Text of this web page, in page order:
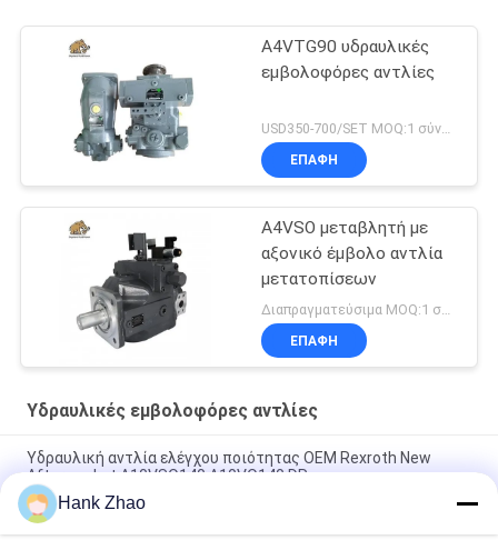
A4VTG90 υδραυλικές
εμβολοφόρες αντλίες
ΕΠΑΦΉ
A4VSO μεταβλητή με
αξονικό έμβολο αντλία
μετατοπίσεων
ΕΠΑΦΉ
Υδραυλικές εμβολοφόρες αντλίες
Υδραυλική αντλία ελέγχου ποιότητας OEM Rexroth New
Aftermarket A10VSO140 A10VO140 DR
OEM ποιότητα K3V180DT Kawasaki K3V σειρά σκάφους
αντλία εργοστασιακή τιμή αποστολή γρήγορη
Hank Zhao